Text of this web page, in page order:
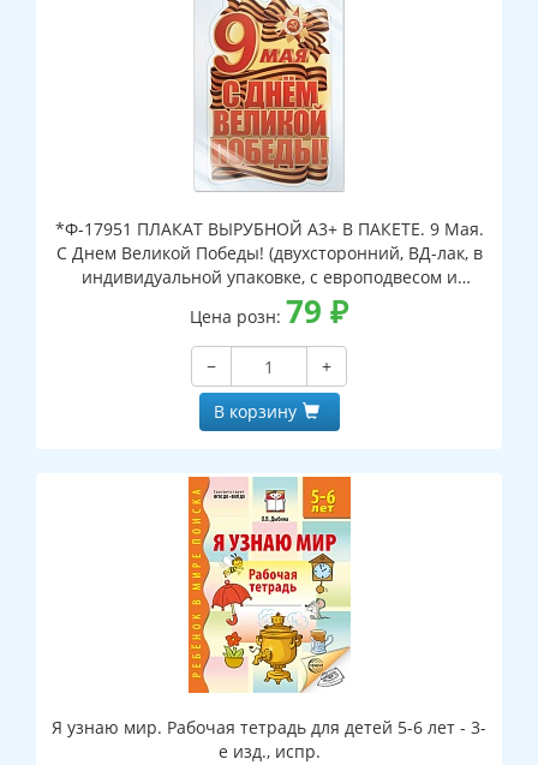
*Ф-17951 ПЛАКАТ ВЫРУБНОЙ А3+ В ПАКЕТЕ. 9 Мая.
С Днем Великой Победы! (двухсторонний, ВД-лак, в
индивидуальной упаковке, с европодвесом и
клеевым клапаном)
Цена розн: 79 ₽
−
+
В корзину
Я узнаю мир. Рабочая тетрадь для детей 5-6 лет - 3-
е изд., испр.